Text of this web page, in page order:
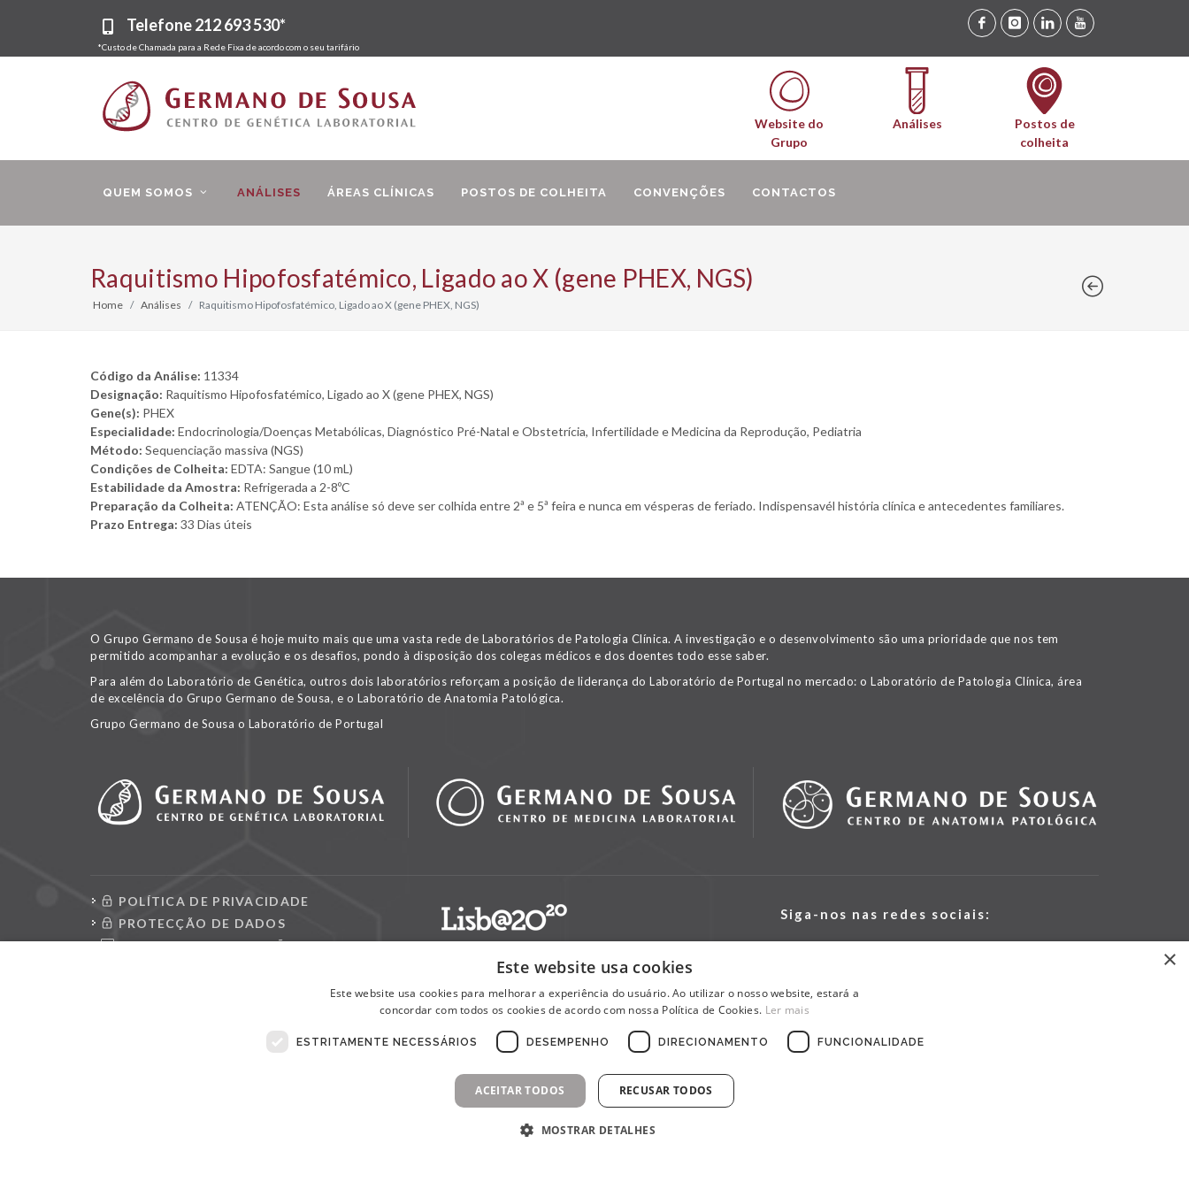
Telefone212 693 530*
*Custo de Chamada para a Rede Fixa de acordo com o seu tarifário
Website do
Grupo
Análises
Postos de
colheita
QUEM SOMOS ANÁLISES ÁREAS CLÍNICAS POSTOS DE COLHEITA CONVENÇÕES CONTACTOS
Raquitismo Hipofosfatémico, Ligado ao X (gene PHEX, NGS)
Home Análises Raquitismo Hipofosfatémico, Ligado ao X (gene PHEX, NGS)
Código da Análise: 11334
Designação: Raquitismo Hipofosfatémico, Ligado ao X (gene PHEX, NGS)
Gene(s): PHEX
Especialidade: Endocrinologia/Doenças Metabólicas, Diagnóstico Pré-Natal e Obstetrícia, Infertilidade e Medicina da Reprodução, Pediatria
Método: Sequenciação massiva (NGS)
Condições de Colheita: EDTA: Sangue (10 mL)
Estabilidade da Amostra: Refrigerada a 2-8ºC
Preparação da Colheita: ATENÇÃO: Esta análise só deve ser colhida entre 2ª e 5ª feira e nunca em vésperas de feriado. Indispensavél história clínica e antecedentes familiares.
Prazo Entrega: 33 Dias úteis
O Grupo Germano de Sousa é hoje muito mais que uma vasta rede de Laboratórios de Patologia Clínica. A investigação e o desenvolvimento são uma prioridade que nos tem
permitido acompanhar a evolução e os desafios, pondo à disposição dos colegas médicos e dos doentes todo esse saber.
Para além do Laboratório de Genética, outros dois laboratórios reforçam a posição de liderança do Laboratório de Portugal no mercado: o Laboratório de Patologia Clínica, área
de excelência do Grupo Germano de Sousa, e o Laboratório de Anatomia Patológica.
Grupo Germano de Sousa o Laboratório de Portugal
POLÍTICA DE PRIVACIDADE
PROTECÇÃO DE DADOS
CONSULTAR REQUISIÇÕES
Siga-nos nas redes sociais:
×
Este website usa cookies
Este website usa cookies para melhorar a experiência do usuário. Ao utilizar o nosso website, estará a
concordar com todos os cookies de acordo com nossa Política de Cookies. Ler mais
ESTRITAMENTE NECESSÁRIOS DESEMPENHO DIRECIONAMENTO FUNCIONALIDADE
ACEITAR TODOS RECUSAR TODOS
MOSTRAR DETALHES